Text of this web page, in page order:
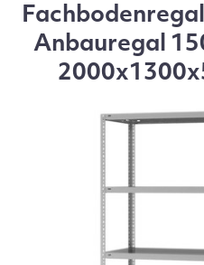
Anbauregal